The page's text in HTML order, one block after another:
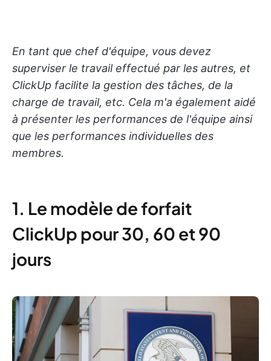
En tant que chef d'équipe, vous devez
superviser le travail effectué par les autres, et
ClickUp facilite la gestion des tâches, de la
charge de travail, etc. Cela m'a également aidé
à présenter les performances de l'équipe ainsi
que les performances individuelles des
membres.
1. Le modèle de forfait
ClickUp pour 30, 60 et 90
jours